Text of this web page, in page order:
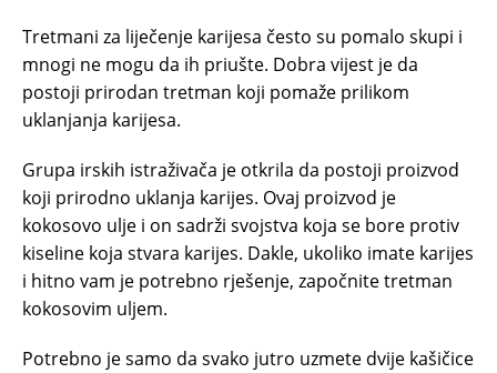
Tretmani za liječenje karijesa često su pomalo skupi i
mnogi ne mogu da ih priušte. Dobra vijest je da
postoji prirodan tretman koji pomaže prilikom
uklanjanja karijesa.
Grupa irskih istraživača je otkrila da postoji proizvod
koji prirodno uklanja karijes. Ovaj proizvod je
kokosovo ulje i on sadrži svojstva koja se bore protiv
kiseline koja stvara karijes. Dakle, ukoliko imate karijes
i hitno vam je potrebno rješenje, započnite tretman
kokosovim uljem.
Potrebno je samo da svako jutro uzmete dvije kašičice